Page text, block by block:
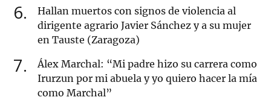
6
Hallan muertos con signos de violencia al
dirigente agrario Javier Sánchez y a su mujer
en Tauste (Zaragoza)
7
Álex Marchal: “Mi padre hizo su carrera como
Irurzun por mi abuela y yo quiero hacer la mía
como Marchal”